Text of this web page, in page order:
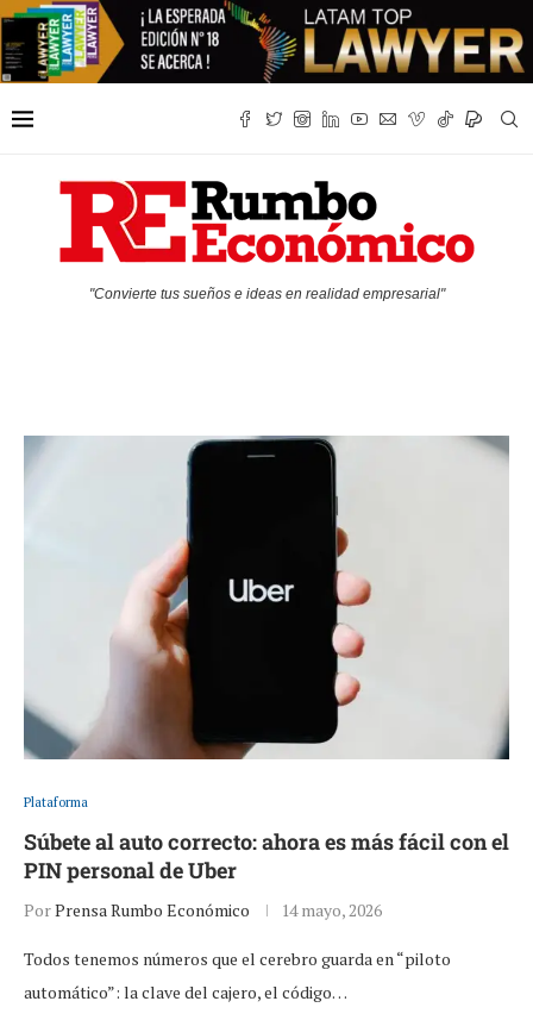
"Convierte tus sueños e ideas en realidad empresarial"
Plataforma
Súbete al auto correcto: ahora es más fácil con el
PIN personal de Uber
PorPrensa Rumbo Económico 14 mayo, 2026
Todos tenemos números que el cerebro guarda en “piloto
automático”: la clave del cajero, el código…